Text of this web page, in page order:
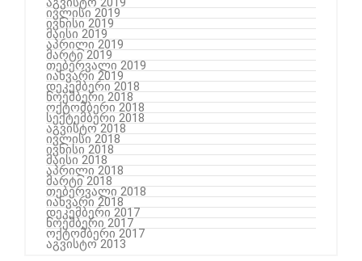
ივლისი 2019
ივნისი 2019
მაისი 2019
აპრილი 2019
მარტი 2019
თებერვალი 2019
იანვარი 2019
დეკემბერი 2018
ნოემბერი 2018
ოქტომბერი 2018
სექტემბერი 2018
აგვისტო 2018
ივლისი 2018
ივნისი 2018
მაისი 2018
აპრილი 2018
მარტი 2018
თებერვალი 2018
იანვარი 2018
დეკემბერი 2017
ნოემბერი 2017
ოქტომბერი 2017
აგვისტო 2013